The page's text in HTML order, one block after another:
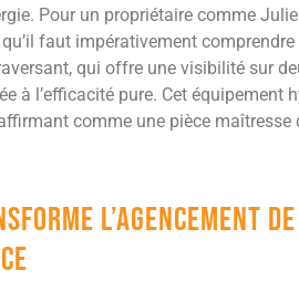
Pour un propriétaire comme
faut impérativement
qui offre une visibilité sur
à l’efficacité pure. Cet équipement
comme une pièce maîtresse
l’agencement